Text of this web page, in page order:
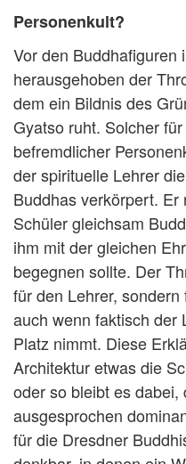
Personenkult?
Vor den Buddhafiguren
herausgehoben der
dem ein Bildnis des
Gyatso ruht. Solcher
befremdlicher
der spirituelle Lehrer
Buddhas verkörpert.
Schüler gleichsam
ihm mit der gleichen
begegnen sollte. Der
für den Lehrer,
auch wenn faktisch der
Platz nimmt. Diese
Architektur etwas die
oder so bleibt es
ausgesprochen
für die Dresdner